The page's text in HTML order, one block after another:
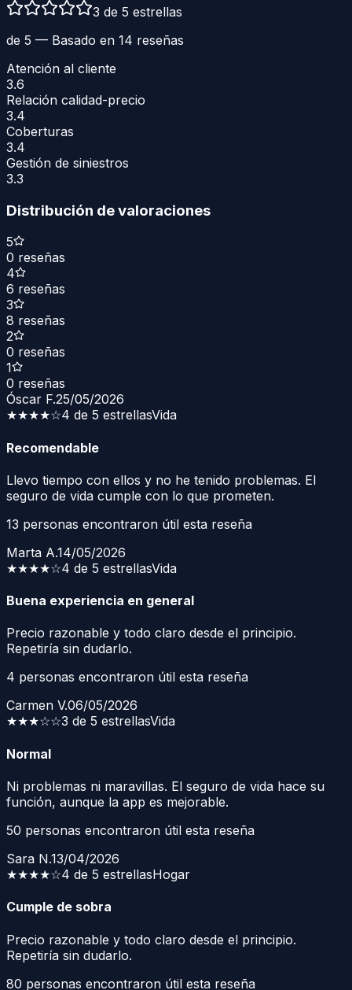
3 de 5 estrellas
de 5 — Basado en 14 reseñas
Atención al cliente
3.6
Relación calidad-precio
3.4
Coberturas
3.4
Gestión de siniestros
3.3
Distribución de valoraciones
5
0 reseñas
4
6 reseñas
3
8 reseñas
2
0 reseñas
1
0 reseñas
Óscar F.25/05/2026
★★★★☆4 de 5 estrellasVida
Recomendable
Llevo tiempo con ellos y no he tenido problemas. El
seguro de vida cumple con lo que prometen.
13 personas encontraron útil esta reseña
Marta A.14/05/2026
★★★★☆4 de 5 estrellasVida
Buena experiencia en general
Precio razonable y todo claro desde el principio.
Repetiría sin dudarlo.
4 personas encontraron útil esta reseña
Carmen V.06/05/2026
★★★☆☆3 de 5 estrellasVida
Normal
Ni problemas ni maravillas. El seguro de vida hace su
función, aunque la app es mejorable.
50 personas encontraron útil esta reseña
Sara N.13/04/2026
★★★★☆4 de 5 estrellasHogar
Cumple de sobra
Precio razonable y todo claro desde el principio.
Repetiría sin dudarlo.
80 personas encontraron útil esta reseña